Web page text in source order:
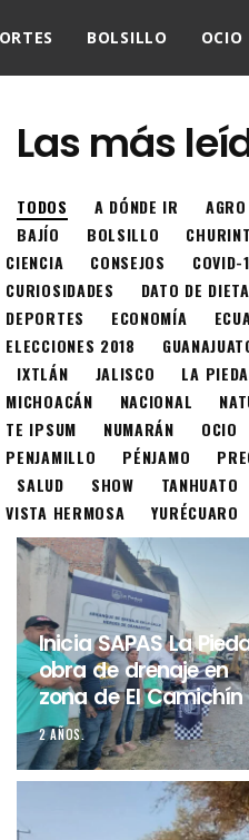
BOLSILLO OCIO
Las más
TODOS A DÓNDE IR AGRO
BAJÍO
BOLSILLO
CIENCIA
CONSEJOS COVID-
CURIOSIDADES
DATO DE DIETA
DEPORTES
ECONOMÍA
ELECCIONES 2018
IXTLÁN
JALISCO LA
MICHOACÁN
NACIONAL
TE IPSUM
NUMARÁN OCIO
PENJAMILLO
PÉNJAMO
SALUD
SHOW TANHUATO
VISTA HERMOSA
YURÉCUARO
Inicia SAPAS La
obra de drenaje en
zona de El Camichín
2 AÑOS.